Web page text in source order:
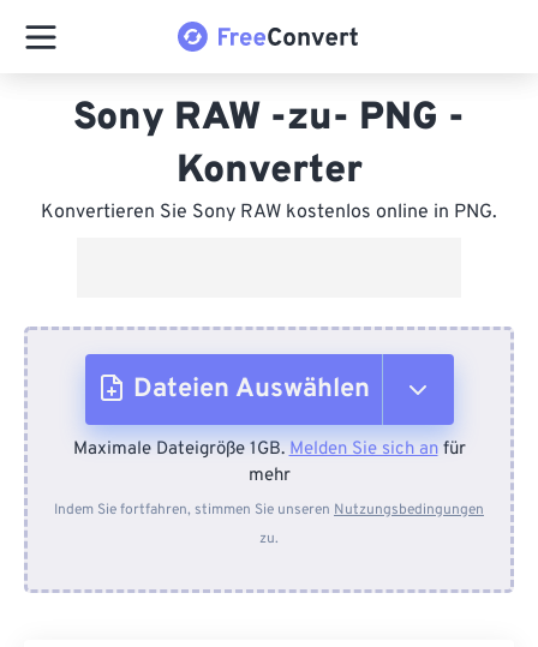
Sony RAW -zu- PNG -
Konverter
Konvertieren Sie Sony RAW kostenlos online in PNG.
Dateien Auswählen
Vom Gerät
Von Dropbox
Maximale Dateigröße 1GB.Melden Sie sich anfür
mehr
Indem Sie fortfahren, stimmen Sie unseren Nutzungsbedingungen
zu.